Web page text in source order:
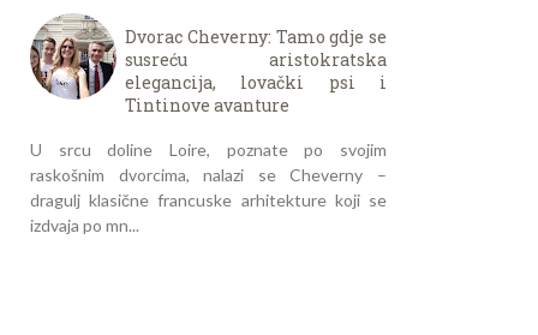
Dvorac Cheverny: Tamo gdje se
susreću aristokratska
elegancija, lovački psi i
Tintinove avanture
U srcu doline Loire, poznate po svojim
raskošnim dvorcima, nalazi se Cheverny –
dragulj klasične francuske arhitekture koji se
izdvaja po mn...